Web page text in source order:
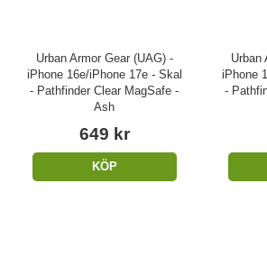
Urban Armor Gear (UAG) -
iPhone 16e/iPhone 17e - Skal
- Pathfinder Clear MagSafe -
Ash
649 kr
KÖP
Urban
iPhone
-